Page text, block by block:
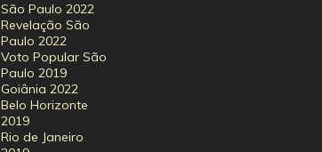
São Paulo 2022
Revelação São
Paulo 2022
Voto Popular São
Paulo 2019
Goiânia 2022
Belo Horizonte
2019
Rio de Janeiro